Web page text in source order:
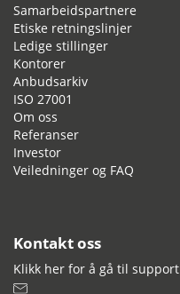
Samarbeidspartnere
Etiske retningslinjer
Ledige stillinger
Kontorer
Anbudsarkiv
ISO 27001
Om oss
Referanser
Investor
Veiledninger og FAQ
Kontakt oss
Klikk her for å gå til support